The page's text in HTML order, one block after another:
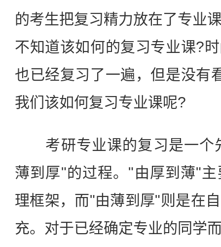
的考生把复习精力放在了专业
不知道该如何的复习专业课?
也已经复习了一遍，但是没有
我们该如何复习专业课呢?
考研专业课的复习是一个
薄到厚"的过程。"由厚到薄"
理框架，而"由薄到厚"则是在
充。对于已经确定专业的同学